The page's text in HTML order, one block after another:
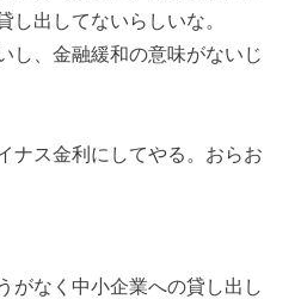
し出してないらしいな。
し、金融緩和の意味がないじ
ナス金利にしてやる。おらお
がなく中小企業への貸し出し